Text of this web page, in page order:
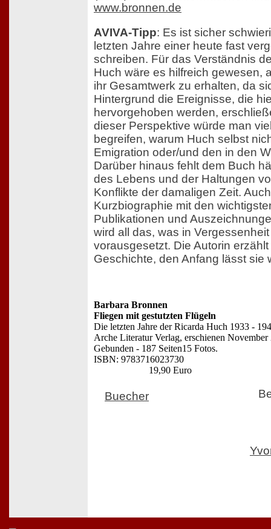
www.bronnen.de
AVIVA-Tipp: Es ist sicher
letzten Jahre einer heute fast
schreiben. Für das Verständnis
Huch wäre es hilfreich gewesen,
ihr Gesamtwerk zu erhalten, da
Hintergrund die Ereignisse, die
hervorgehoben werden,
dieser Perspektive würde man
begreifen, warum Huch selbst
Emigration oder/und den in den
Darüber hinaus fehlt dem Buch
des Lebens und der Haltungen
Konflikte der damaligen Zeit.
Kurzbiographie mit den
Publikationen und
wird all das, was in
vorausgesetzt. Die Autorin
Geschichte, den Anfang lässt sie
Barbara Bronnen
Fliegen mit gestutzten Flügeln
Die letzten Jahre der Ricarda Huch 1933 -
Arche Literatur Verlag, erschienen November
Gebunden - 187 Seiten15 Fotos.
ISBN: 9783716023730
19,90 Euro
Buecher